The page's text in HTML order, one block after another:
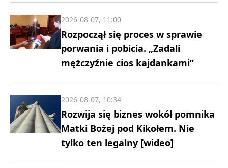
Rozpoczął się proces w sprawie
porwania i pobicia. „Zadali
mężczyźnie cios kajdankami”
2026-08-07, 11:00
Rozwija się biznes wokół pomnika
Matki Bożej pod Kikołem. Nie
tylko ten legalny [wideo]
2026-08-07, 10:34